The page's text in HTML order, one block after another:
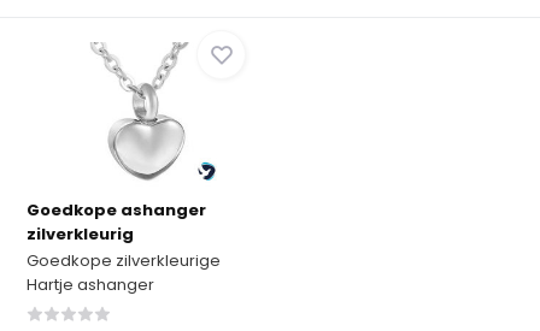
Goedkope ashanger
zilverkleurig
Goedkope zilverkleurige
Hartje ashanger